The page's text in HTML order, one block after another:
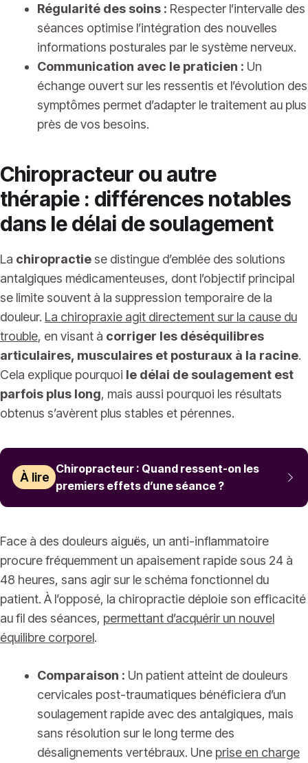
Régularité des soins : Respecter l’intervalle des
séances optimise l’intégration des nouvelles
informations posturales par le système nerveux.
Communication avec le praticien : Un
échange ouvert sur les ressentis et l’évolution des
symptômes permet d’adapter le traitement au plus
près de vos besoins.
Chiropracteur ou autre
thérapie : différences notables
dans le délai de soulagement
La chiropractie se distingue d’emblée des solutions
antalgiques médicamenteuses, dont l’objectif principal
se limite souvent à la suppression temporaire de la
douleur. La chiropraxie agit directement sur la cause du
trouble, en visant à corriger les déséquilibres
articulaires, musculaires et posturaux à la racine.
Cela explique pourquoi le délai de soulagement est
parfois plus long, mais aussi pourquoi les résultats
obtenus s’avèrent plus stables et pérennes.
À lire
Chiropracteur : Quand ressent-on les
premiers effets d’une séance ?
Face à des douleurs aiguës, un anti-inflammatoire
procure fréquemment un apaisement rapide sous 24 à
48 heures, sans agir sur le schéma fonctionnel du
patient. À l’opposé, la chiropractie déploie son efficacité
au fil des séances, permettant d’acquérir un nouvel
équilibre corporel.
Comparaison : Un patient atteint de douleurs
cervicales post-traumatiques bénéficiera d’un
soulagement rapide avec des antalgiques, mais
sans résolution sur le long terme des
désalignements vertébraux. Une prise en charge